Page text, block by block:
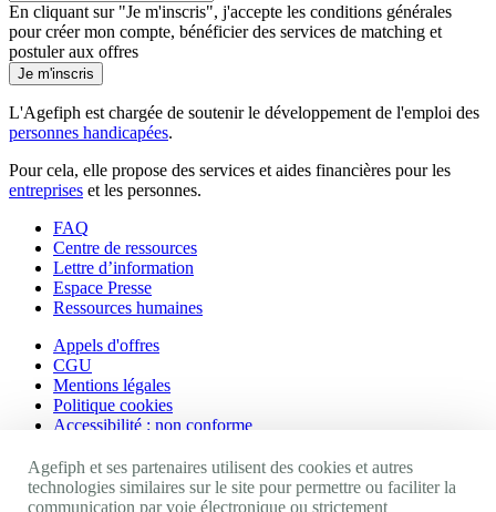
En cliquant sur "Je m'inscris", j'accepte les conditions générales
pour créer mon compte, bénéficier des services de matching et
postuler aux offres
Je m'inscris
L'Agefiph est chargée de soutenir le développement de l'emploi des
personnes handicapées.
Pour cela, elle propose des services et aides financières pour les
entreprises et les personnes.
FAQ
Centre de ressources
Lettre d’information
Espace Presse
Ressources humaines
Appels d'offres
CGU
Mentions légales
Politique cookies
Accessibilité : non conforme
Nos autres sites
Agefiph et ses partenaires utilisent des cookies et autres
technologies similaires sur le site pour permettre ou faciliter la
communication par voie électronique ou strictement